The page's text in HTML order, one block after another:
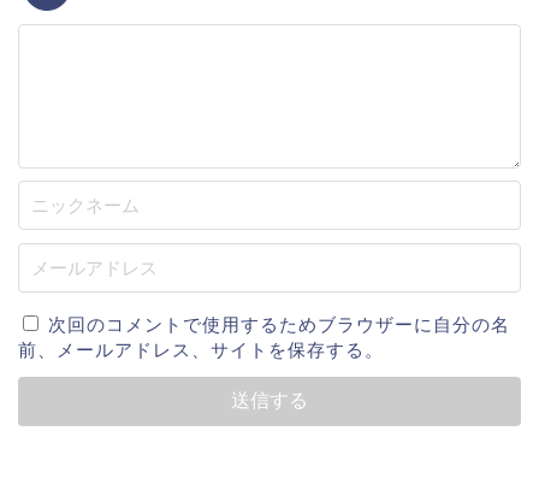
次回のコメントで使用するためブラウザーに自分の名
前、メールアドレス、サイトを保存する。